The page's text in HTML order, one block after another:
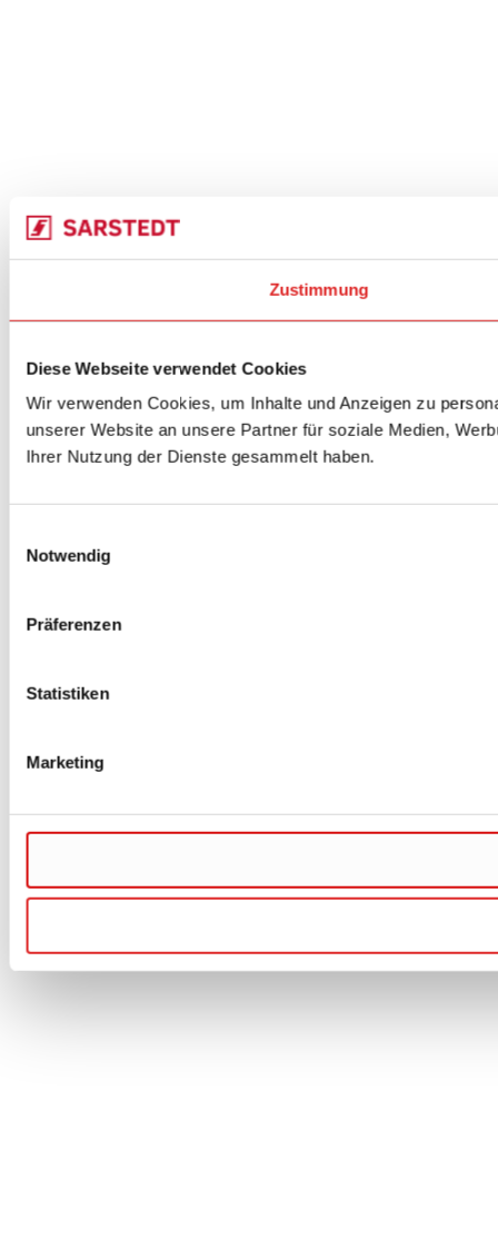
Zustimmung
Diese Webseite verwendet Cookies
Wir verwenden Cookies, um Inhalte und Anzeigen zu
unserer Website an unsere Partner für soziale Medien,
Ihrer Nutzung der Dienste gesammelt haben.
Notwendig
Präferenzen
Statistiken
Marketing